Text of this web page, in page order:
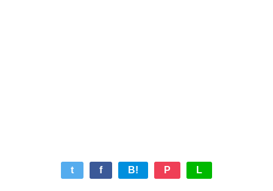
t f B! P L